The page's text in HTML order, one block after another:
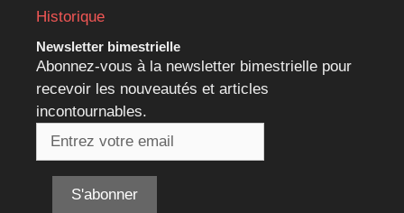
Historique
Newsletter bimestrielle
Abonnez-vous à la newsletter bimestrielle pour
recevoir les nouveautés et articles
incontournables.